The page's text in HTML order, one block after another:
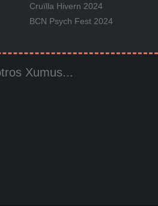
Cruïlla Hivern 2024
BCN Psych Fest 2024
Xumus...